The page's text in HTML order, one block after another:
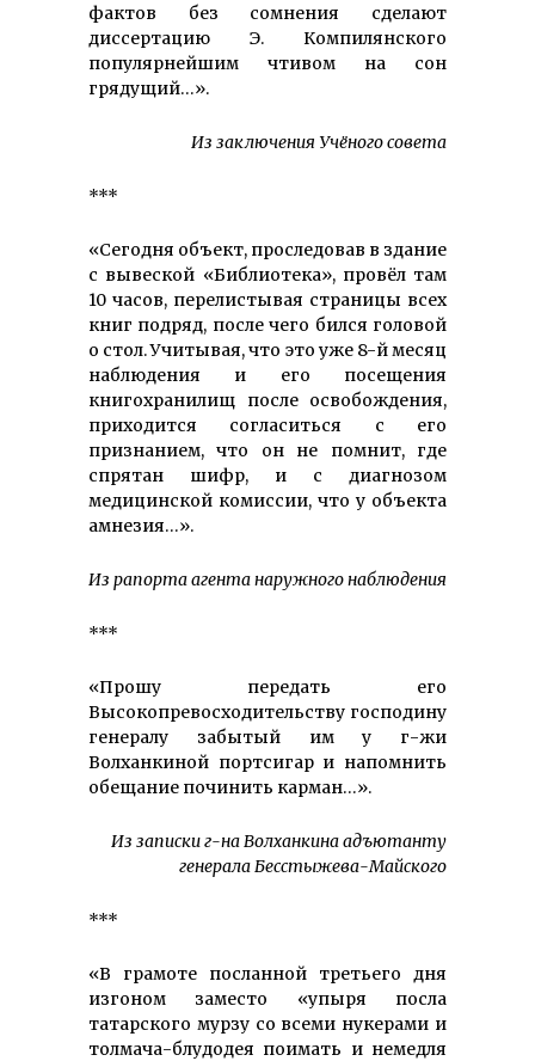
фактов без сомнения сделают
диссертацию Э. Компилянского
популярнейшим чтивом на сон
грядущий…».
Из заключения Учёного совета
***
«Сегодня объект, проследовав в здание
с вывеской «Библиотека», провёл там
10 часов, перелистывая страницы всех
книг подряд, после чего бился головой
о стол. Учитывая, что это уже 8-й месяц
наблюдения и его посещения
книгохранилищ после освобождения,
приходится согласиться с его
признанием, что он не помнит, где
спрятан шифр, и с диагнозом
медицинской комиссии, что у объекта
амнезия…».
Из рапорта агента наружного наблюдения
***
«Прошу передать его
Высокопревосходительству господину
генералу забытый им у г-жи
Волханкиной портсигар и напомнить
обещание починить карман…».
Из записки г-на Волханкина адъютанту
генерала Бесстыжева-Майского
***
«В грамоте посланной третьего дня
изгоном заместо «упыря посла
татарского мурзу со всеми нукерами и
толмача-блудодея поимать и немедля